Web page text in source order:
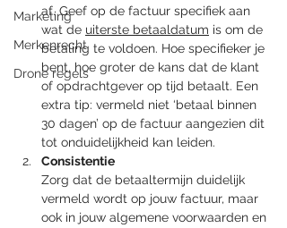
Marketing
Merkenrecht
Drone regels
af. Geef op de factuur specifiek aan
wat de uiterste betaaldatum is om de
betaling te voldoen. Hoe specifieker je
bent, hoe groter de kans dat de klant
of opdrachtgever op tijd betaalt. Een
extra tip: vermeld niet ‘betaal binnen
30 dagen’ op de factuur aangezien dit
tot onduidelijkheid kan leiden.
Consistentie
Zorg dat de betaaltermijn duidelijk
vermeld wordt op jouw factuur, maar
ook in jouw algemene voorwaarden en